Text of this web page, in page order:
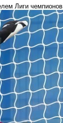
Лиги чемпионов